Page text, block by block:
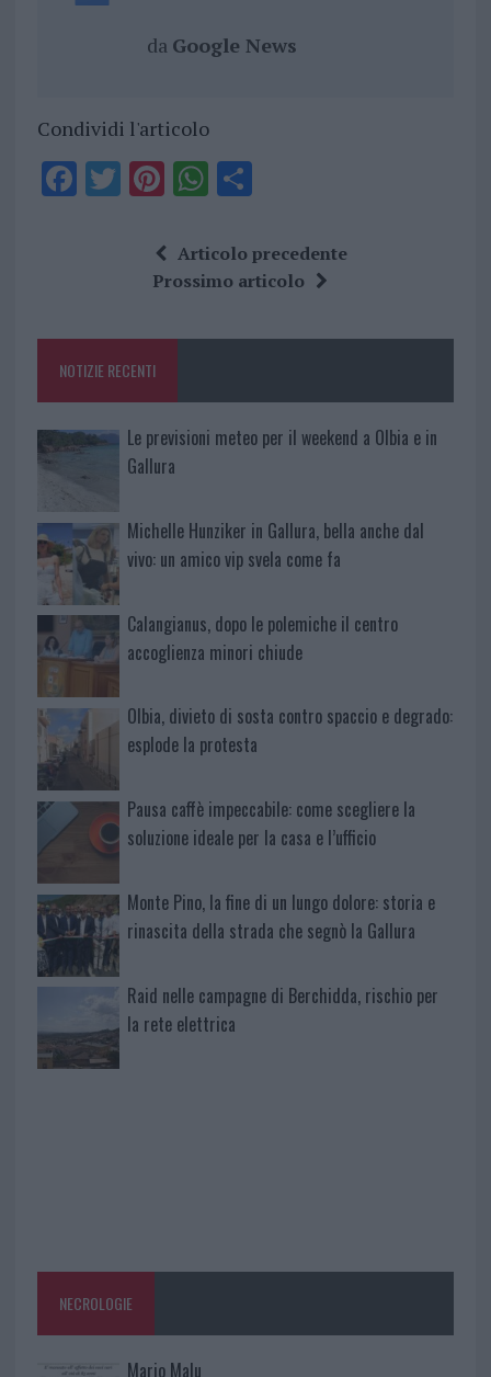
da Google News
Condividi l'articolo
F
o
k
T Pi
te
re
W
at
s
p
S
a
re
Articolo precedente
Prossimo articolo
NOTIZIE RECENTI
Le previsioni meteo per il weekend a Olbia e in
Gallura
Michelle Hunziker in Gallura, bella anche dal
vivo: un amico vip svela come fa
Calangianus, dopo le polemiche il centro
accoglienza minori chiude
Olbia, divieto di sosta contro spaccio e degrado:
esplode la protesta
Pausa caffè impeccabile: come scegliere la
soluzione ideale per la casa e l’ufficio
Monte Pino, la fine di un lungo dolore: storia e
rinascita della strada che segnò la Gallura
Raid nelle campagne di Berchidda, rischio per
la rete elettrica
NECROLOGIE
Mario Malu